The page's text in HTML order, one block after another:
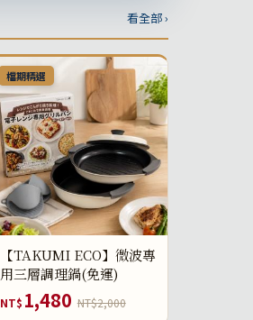
看全部 ›
檔期精選
【TAKUMI ECO】微波專
用三層調理鍋(免運)
NT$ 1,480 NT$2,000